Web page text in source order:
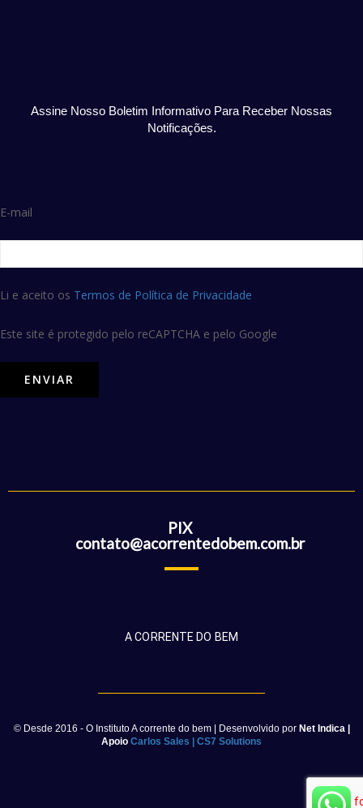
Assine Nosso Boletim Informativo Para Receber Nossas
Notificações.
E-mail
Li e aceito os Termos de Política de Privacidade
Este site é protegido pelo reCAPTCHA e pelo Google
PIX
contato@acorrentedobem.com.br
A CORRENTE DO BEM
© Desde 2016 - O Instituto A corrente do bem | Desenvolvido por Net Indica
Apoio Carlos Sales CS7 Solutions